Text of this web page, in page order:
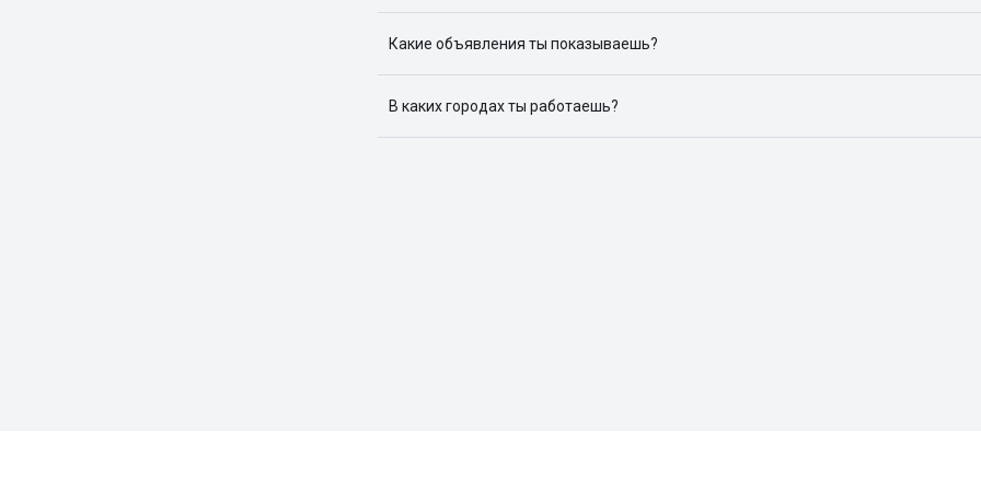
Какие объявления ты показываешь?
В каких городах ты работаешь?